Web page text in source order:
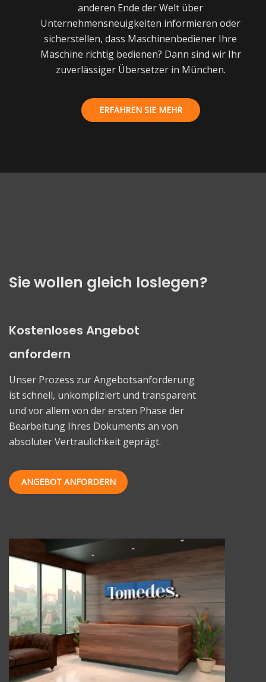
anderen Ende der Welt über
Unternehmensneuigkeiten informieren oder
sicherstellen, dass Maschinenbediener Ihre
Maschine richtig bedienen? Dann sind wir Ihr
zuverlässiger Übersetzer in München.
ERFAHREN SIE MEHR
Sie wollen gleich loslegen?
Kostenloses Angebot
anfordern
Unser Prozess zur Angebotsanforderung
ist schnell, unkompliziert und transparent
und vor allem von der ersten Phase der
Bearbeitung Ihres Dokuments an von
absoluter Vertraulichkeit geprägt.
ANGEBOT ANFORDERN